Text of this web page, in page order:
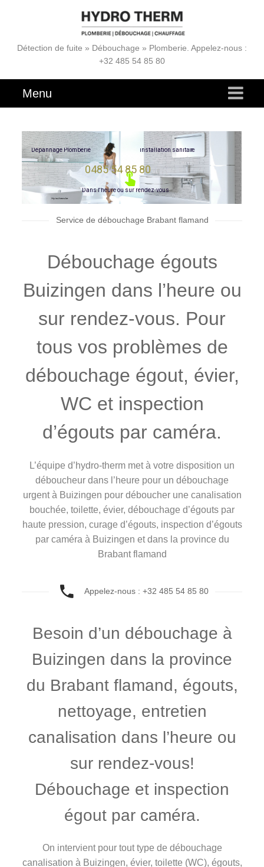
Détection de fuite » Débouchage » Plomberie. Appelez-nous :
+32 485 54 85 80
Menu
Dépannage Plomberie
0485 54 85 80
installation sanitaire
Dansl'heureousur rendez-vous
Service de débouchage Brabant flamand
Débouchage égouts
Buizingen dans l’heure ou
sur rendez-vous. Pour
tous vos problèmes de
débouchage égout, évier,
WC et inspection
d’égouts par caméra.
L’équipe d’hydro-therm met à votre disposition un
déboucheur dans l’heure pour un débouchage
urgent à Buizingen pour déboucher une canalisation
bouchée, toilette, évier, débouchage d’égouts par
haute pression, curage d’égouts, inspection d’égouts
par caméra à Buizingen et dans la province du
Brabant flamand
Appelez-nous : +32 485 54 85 80
Besoin d’un débouchage à
Buizingen dans la province
du Brabant flamand, égouts,
nettoyage, entretien
canalisation dans l’heure ou
sur rendez-vous!
Débouchage et inspection
égout par caméra.
On intervient pour tout type de débouchage
canalisation à Buizingen, évier, toilette (WC), égouts,